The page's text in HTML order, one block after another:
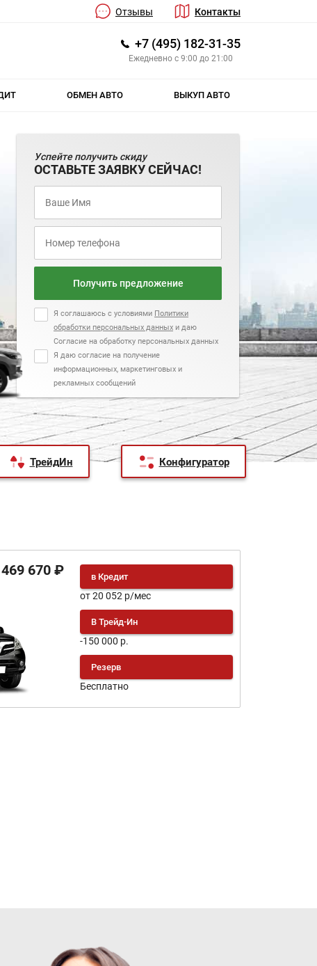
Отзывы Контакты
+7 (495) 182-31-35
Ежедневно с 9:00 до 21:00
ОБМЕН АВТО ВЫКУП АВТО
Успейте получить скиду
ОСТАВЬТЕ ЗАЯВКУ СЕЙЧАС!
Получить предложение
Я соглашаюсь с условиями Политики
обработки персональных данных и даю
Согласие на обработку персональных данных
Я даю согласие на получение
информационных, маркетинговых и
рекламных сообщений
ТрейдИн Конфигуратор
670 ₽ в Кредит
от 20 052 р/мес
В Трейд-Ин
-150 000 р.
Резерв
Бесплатно